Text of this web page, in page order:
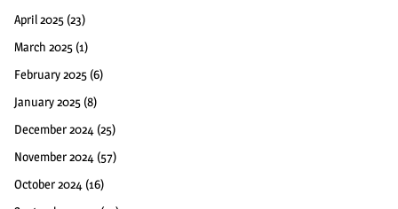
April 2025 (23)
March 2025 (1)
February 2025 (6)
January 2025 (8)
December 2024 (25)
November 2024 (57)
October 2024 (16)